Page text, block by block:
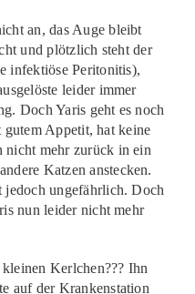
an, das Auge bleibt
und plötzlich steht der
infektiöse Peritonitis),
leider immer
Doch Yaris geht es noch
Appetit, hat keine
nicht mehr zurück in ein
Katzen anstecken.
ungefährlich. Doch
nun leider nicht mehr
Kerlchen??? Ihn
auf der Krankenstation